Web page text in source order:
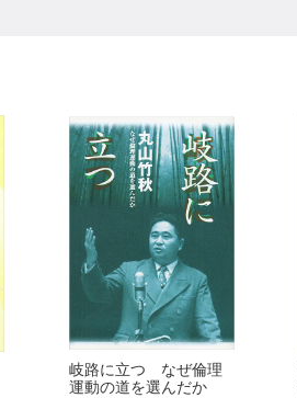
岐路に立つ なぜ倫理
運動の道を選んだか